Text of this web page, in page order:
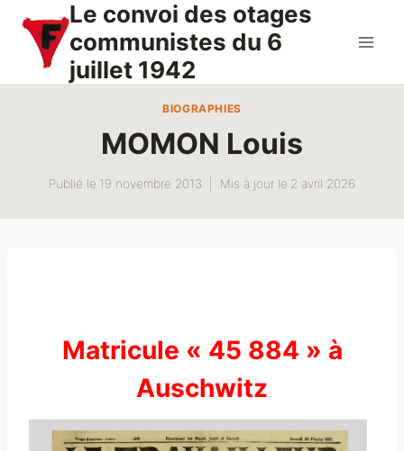
contenu
Le convoi des otages
communistes du 6
juillet 1942
BIOGRAPHIES
MOMON Louis
Publié le 19 novembre 2013 Mis à jour le 2 avril 2026
Matricule « 45 884 » à
Auschwitz